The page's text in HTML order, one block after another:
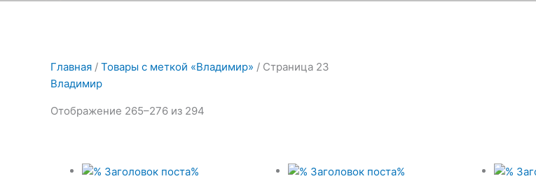
Главная / Товары с меткой «Владимир» / Страница 23
Владимир
Отображение 265–276 из 294